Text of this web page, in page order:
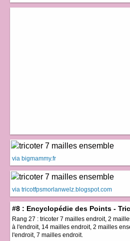
via bigmammy.fr
via tricotfpsmorlanwelz.blogspot.com
#8 : Encyclopédie des Points -
Rang 27 : tricoter 7 mailles endroit, 2
à l'endroit, 14 mailles endroit, 2 mailles
l'endroit, 7 mailles endroit.